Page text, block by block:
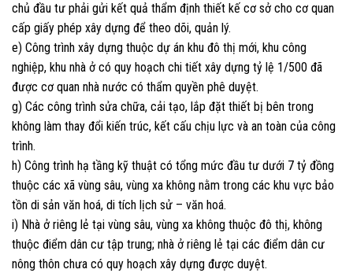
chủ đầu tư phải gửi kết quả thẩm định thiết kế cơ sở cho cơ quan
cấp giấy phép xây dựng để theo dõi, quản lý.
e) Công trình xây dựng thuộc dự án khu đô thị mới, khu công
nghiệp, khu nhà ở có quy hoạch chi tiết xây dựng tỷ lệ 1/500 đã
được cơ quan nhà nước có thẩm quyền phê duyệt.
g) Các công trình sửa chữa, cải tạo, lắp đặt thiết bị bên trong
không làm thay đổi kiến trúc, kết cấu chịu lực và an toàn của công
trình.
h) Công trình hạ tầng kỹ thuật có tổng mức đầu tư dưới 7 tỷ đồng
thuộc các xã vùng sâu, vùng xa không nằm trong các khu vực bảo
tồn di sản văn hoá, di tích lịch sử – văn hoá.
i) Nhà ở riêng lẻ tại vùng sâu, vùng xa không thuộc đô thị, không
thuộc điểm dân cư tập trung; nhà ở riêng lẻ tại các điểm dân cư
nông thôn chưa có quy hoạch xây dựng được duyệt.